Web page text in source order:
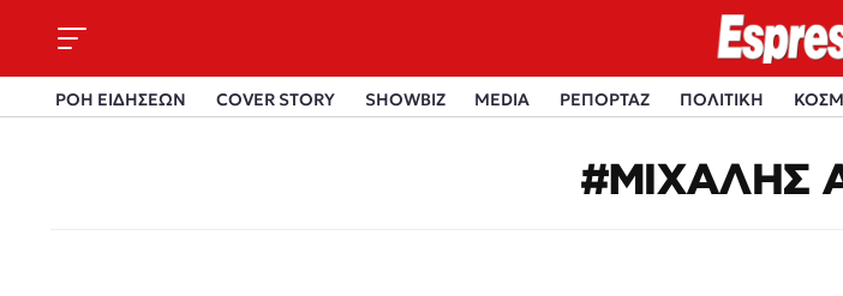
ΡΟΗ ΕΙΔΗΣΕΩΝ COVER STORY SHOWBIZ MEDIA ΡΕΠΟΡΤΑΖ ΠΟΛΙΤΙΚΗ
#ΜΙΧΑΛΗΣ